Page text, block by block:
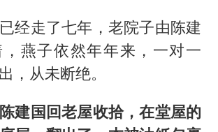
经走了七年，老院子由陈建
燕子依然年年来，一对一
，从未断绝。
建国回老屋收拾，在堂屋的